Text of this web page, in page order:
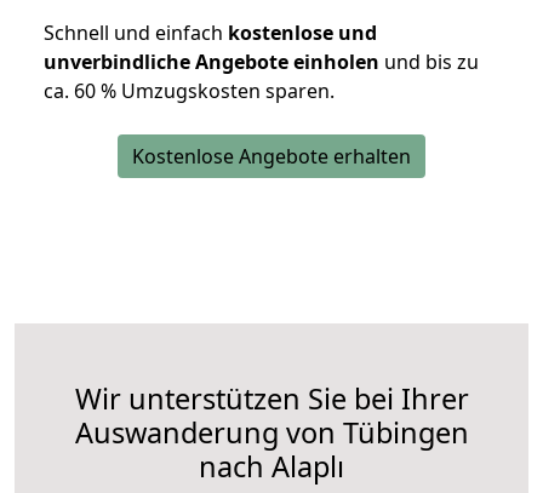
Schnell und einfach kostenlose und
unverbindliche Angebote einholen und bis zu
ca. 60 % Umzugskosten sparen.
Kostenlose Angebote erhalten
Wir unterstützen Sie bei Ihrer
Auswanderung von Tübingen
nach Alaplı